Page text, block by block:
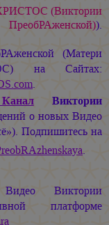
(Виктории
ПреобРАженской)).
(Матери
) на Сайтах:
.
Виктории
о новых Видео
Подпишитесь на
.
Виктории
платформе